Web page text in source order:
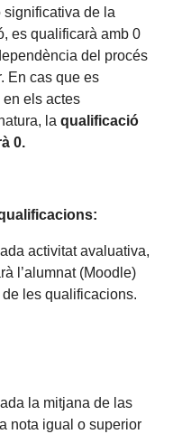
de la
es qualificarà amb 0
del procés
En cas que es
els actes
laqualificació
0.
activitat avaluativa,
l’alumnat (Moodle)
les qualificacions.
la mitjana de las
nota igual o superior